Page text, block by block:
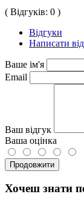
( Відгуків: 0 )
Відгуки
Написати
Ваше ім'я
Email
Ваш відгук
Ваша оцінка
Продовжити
Хочеш знати